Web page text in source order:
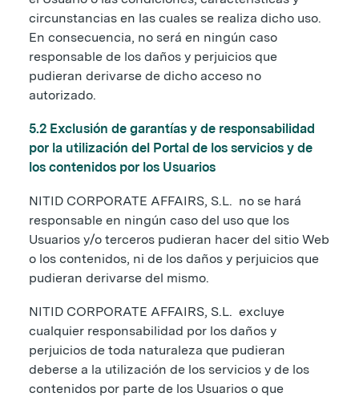
circunstancias en las cuales se realiza dicho uso.
En consecuencia, no será en ningún caso
responsable de los daños y perjuicios que
pudieran derivarse de dicho acceso no
autorizado.
5.2 Exclusión de garantías y de responsabilidad
por la utilización del Portal de los servicios y de
los contenidos por los Usuarios
NITID CORPORATE AFFAIRS, S.L. no se hará
responsable en ningún caso del uso que los
Usuarios y/o terceros pudieran hacer del sitio Web
o los contenidos, ni de los daños y perjuicios que
pudieran derivarse del mismo.
NITID CORPORATE AFFAIRS, S.L. excluye
cualquier responsabilidad por los daños y
perjuicios de toda naturaleza que pudieran
deberse a la utilización de los servicios y de los
contenidos por parte de los Usuarios o que